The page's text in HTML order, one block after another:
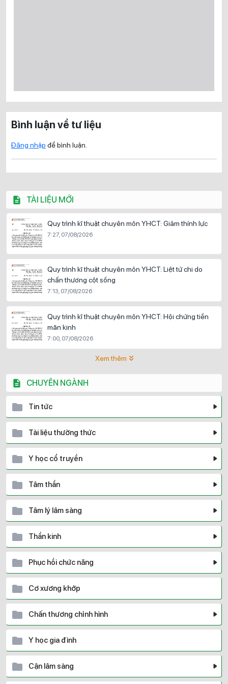
TÀI LIỆU MỚI
Quy trình kĩ thuật chuyên môn YHCT: Giảm thính lực
7:27, 07/08/2026
Quy trình kĩ thuật chuyên môn YHCT: Liệt tứ chi do
chấn thương cột sống
7:13, 07/08/2026
Quy trình kĩ thuật chuyên môn YHCT: Hội chứng tiền
mãn kinh
7:00, 07/08/2026
Xem thêm
CHUYÊN NGÀNH
Tin tức
Tài liệu thường thức
Y học cổ truyền
Tâm thần
Tâm lý lâm sàng
Thần kinh
Phục hồi chức năng
Cơ xương khớp
Chấn thương chỉnh hình
Y học gia đình
Cận lâm sàng
Bình luận về tư liệu
Đăng nhập để bình luận.